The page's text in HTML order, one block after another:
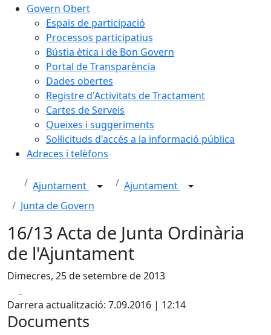
Govern Obert
Espais de participació
Processos participatius
Bústia ètica i de Bon Govern
Portal de Transparència
Dades obertes
Registre d'Activitats de Tractament
Cartes de Serveis
Queixes i suggeriments
Sol·licituds d'accés a la informació pública
Adreces i telèfons
Ajuntament
Ajuntament
Junta de Govern
16/13 Acta de Junta Ordinària
de l'Ajuntament
Dimecres, 25 de setembre de 2013
Darrera actualització: 7.09.2016 | 12:14
Documents